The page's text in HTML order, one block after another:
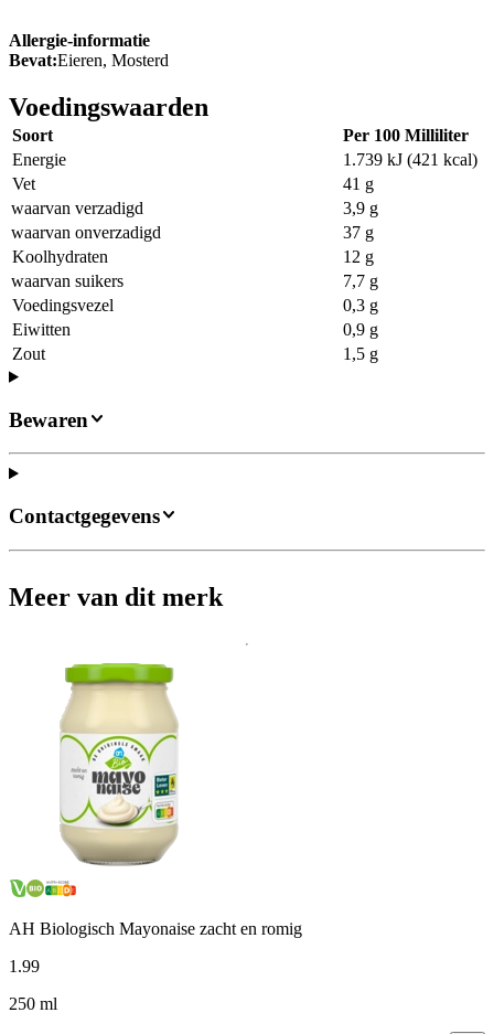
Allergie-informatie
Bevat:Eieren, Mosterd
Voedingswaarden
Soort
Per 100 Milliliter
Energie
1.739 kJ (421 kcal)
Vet
41 g
waarvan verzadigd
3,9 g
waarvan onverzadigd
37 g
Koolhydraten
12 g
waarvan suikers
7,7 g
Voedingsvezel
0,3 g
Eiwitten
0,9 g
Zout
1,5 g
Bewaren
Contactgegevens
Meer van dit merk
AH Biologisch Mayonaise zacht en romig
1 .99
250 ml